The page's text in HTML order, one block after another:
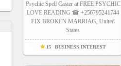
Psychic Spell Caster at FREE PSYCHIC
LOVE READING ☎ +256795241744
FIX BROKEN MARRIAG, United
States
15 BUSINESS INTEREST